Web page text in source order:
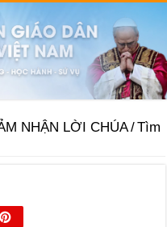
NHẬN LỜI CHÚA/Tìm